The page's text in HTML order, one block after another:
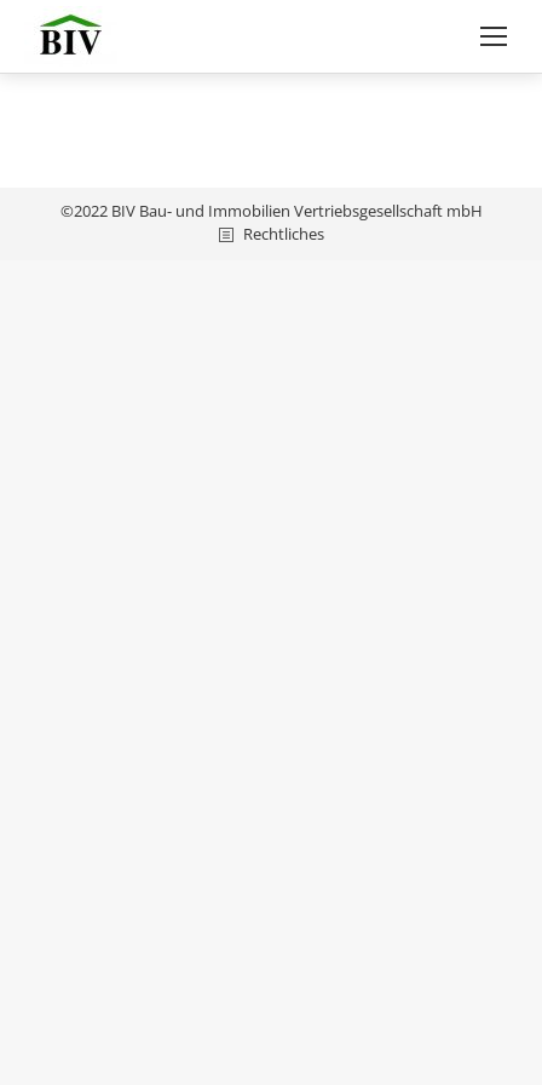
©2022 BIV Bau- und Immobilien Vertriebsgesellschaft mbH
Rechtliches